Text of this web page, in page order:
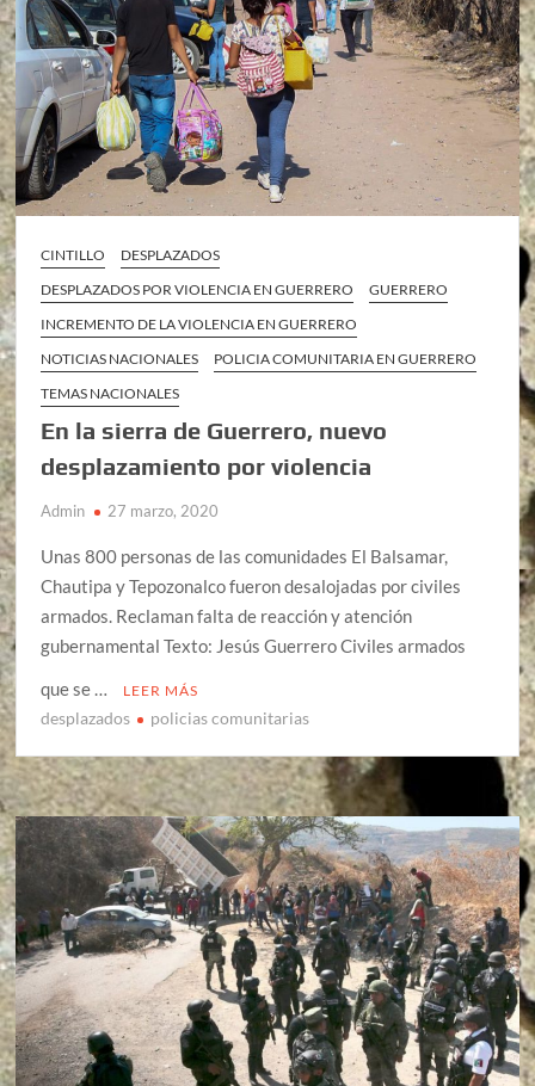
CINTILLO
DESPLAZADOS
DESPLAZADOS POR VIOLENCIA EN GUERRERO
GUERRERO
INCREMENTO DE LA VIOLENCIA EN GUERRERO
NOTICIAS NACIONALES
POLICIA COMUNITARIA EN GUERRERO
TEMAS NACIONALES
En la sierra de Guerrero, nuevo
desplazamiento por violencia
Admin 27 marzo, 2020
Unas 800 personas de las comunidades El Balsamar,
Chautipa y Tepozonalco fueron desalojadas por civiles
armados. Reclaman falta de reacción y atención
gubernamental Texto: Jesús Guerrero Civiles armados
que se …
LEER MÁS
desplazados policias comunitarias